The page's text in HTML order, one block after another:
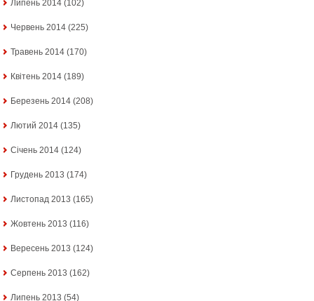
Липень 2014 (102)
Червень 2014 (225)
Травень 2014 (170)
Квітень 2014 (189)
Березень 2014 (208)
Лютий 2014 (135)
Січень 2014 (124)
Грудень 2013 (174)
Листопад 2013 (165)
Жовтень 2013 (116)
Вересень 2013 (124)
Серпень 2013 (162)
Липень 2013 (54)